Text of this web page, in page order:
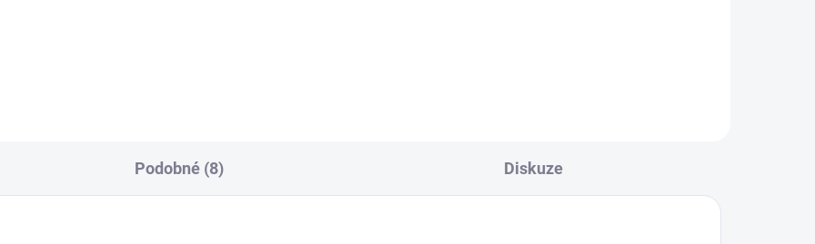
Podobné (8) Diskuze